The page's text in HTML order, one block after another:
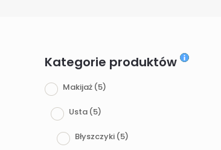
Kategorie produktów
Makijaż (5)
Usta (5)
Błyszczyki (5)